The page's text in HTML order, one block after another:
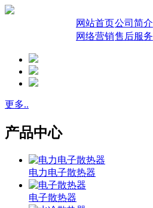
网站首页公司简介
网络营销售后服务
更多..
产品中心
电力电子散热器
电子散热器